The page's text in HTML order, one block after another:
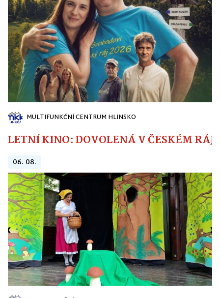
MULTIFUNKČNÍ CENTRUM HLINSKO
LETNÍ KINO: DOVOLENÁ V ČESKÉM RÁJI
06. 08.